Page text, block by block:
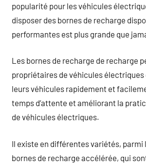
popularité pour les véhicules
disposer des bornes de recharge
performantes est plus grande que
Les bornes de recharge de recharge
propriétaires de véhicules
leurs véhicules rapidement et
temps d’attente et améliorant la
de véhicules électriques.
Il existe en différentes variétés, parmi
bornes de recharge accélérée, qui